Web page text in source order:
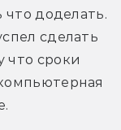
что доделать.
сделать
что сроки